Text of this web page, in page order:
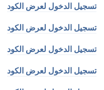
تسجيل الدخول لعرض الكود
تسجيل الدخول لعرض الكود
تسجيل الدخول لعرض الكود
تسجيل الدخول لعرض الكود